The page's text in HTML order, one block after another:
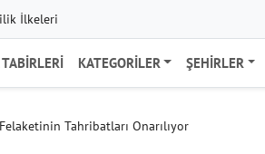
İlkeleri
TABIRLERI KATEGORILER ŞEHIRLER
Tahribatları Onarılıyor